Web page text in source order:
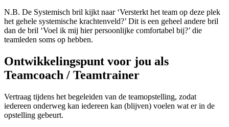
N.B. De Systemisch bril kijkt naar ‘Versterkt het team op deze plek
het gehele systemische krachtenveld?’ Dit is een geheel andere bril
dan de bril ‘Voel ik mij hier persoonlijke comfortabel bij?’ die
teamleden soms op hebben.
Ontwikkelingspunt voor jou als
Teamcoach / Teamtrainer
Vertraag tijdens het begeleiden van de teamopstelling, zodat
iedereen onderweg kan iedereen kan (blijven) voelen wat er in de
opstelling gebeurt.